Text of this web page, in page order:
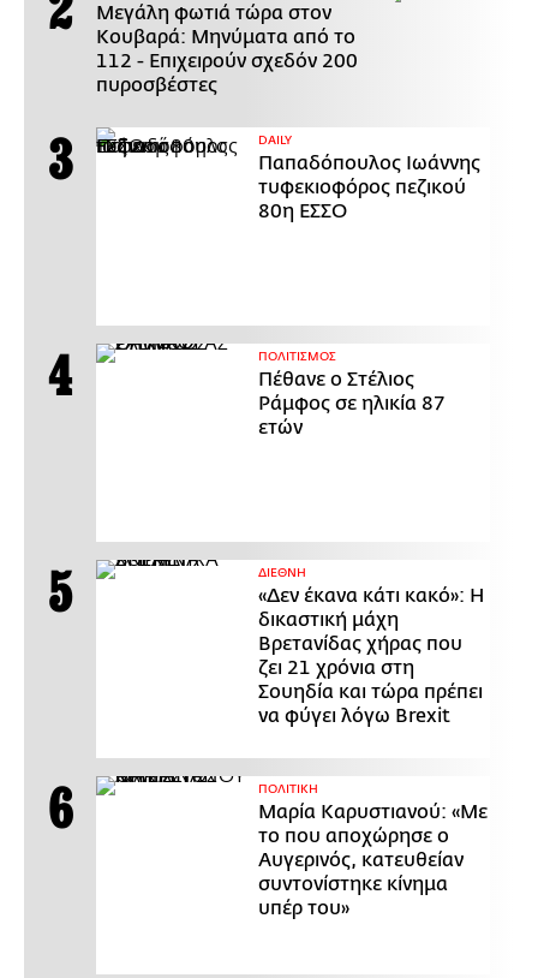
Μεγάλη φωτιά τώρα στον
Κουβαρά: Μηνύματα από το
112 - Επιχειρούν σχεδόν 200
πυροσβέστες
DAILY
Παπαδόπουλος Ιωάννης
τυφεκιοφόρος πεζικού
80η ΕΣΣΟ
ΠΟΛΙΤΙΣΜΟΣ
Πέθανε ο Στέλιος
Ράμφος σε ηλικία 87
ετών
ΔΙΕΘΝΗ
«Δεν έκανα κάτι κακό»: Η
δικαστική μάχη
Βρετανίδας χήρας που
ζει 21 χρόνια στη
Σουηδία και τώρα πρέπει
να φύγει λόγω Brexit
ΠΟΛΙΤΙΚΗ
Μαρία Καρυστιανού: «Με
το που αποχώρησε ο
Αυγερινός, κατευθείαν
συντονίστηκε κίνημα
υπέρ του»